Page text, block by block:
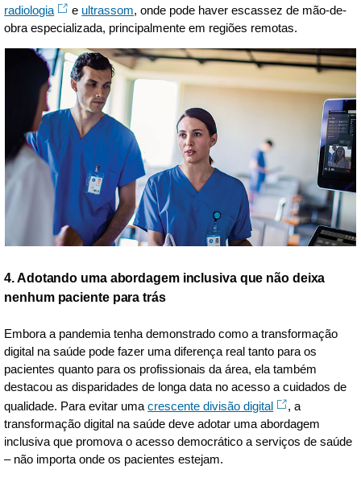
radiologia
e ultrassom, onde pode haver escassez de mão-de-
obra especializada, principalmente em regiões remotas.
4. Adotando uma abordagem inclusiva que não deixa
nenhum paciente para trás
Embora a pandemia tenha demonstrado como a transformação
digital na saúde pode fazer uma diferença real tanto para os
pacientes quanto para os profissionais da área, ela também
destacou as disparidades de longa data no acesso a cuidados de
qualidade. Para evitar umacrescente divisão digital
, a
transformação digital na saúde deve adotar uma abordagem
inclusiva que promova o acesso democrático a serviços de saúde
– não importa onde os pacientes estejam.